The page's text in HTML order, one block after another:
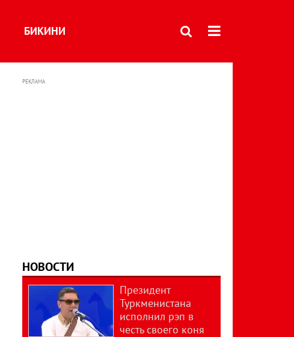
БИКИНИ
РЕКЛАМА
НОВОСТИ
Президент
Туркменистана
исполнил рэп в
честь своего коня